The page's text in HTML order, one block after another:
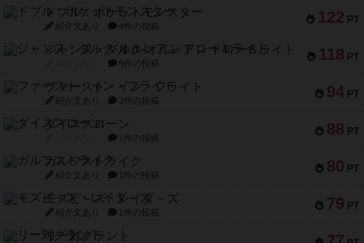
122 PT
ドブル：ポケットモンスター
紹介文あり 4件の投稿
118 PT
ジャンヌ・ダルク-オルレアン ドロー＆ライト
5件の投稿
94 PT
ファースト・イン・フライト
紹介文あり 3件の投稿
88 PT
ダイススローン
1件の投稿
80 PT
ガルフストライク
紹介文あり 1件の投稿
79 PT
モズビ－ズ・レイダ－ズ
紹介文あり 1件の投稿
リー対グラント